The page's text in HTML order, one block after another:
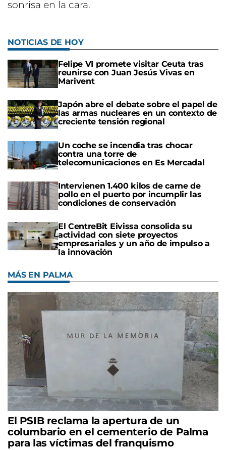
sonrisa en la cara.
NOTICIAS DE HOY
Felipe VI promete visitar Ceuta tras
reunirse con Juan Jesús Vivas en
Marivent
Japón abre el debate sobre el papel de
las armas nucleares en un contexto de
creciente tensión regional
Un coche se incendia tras chocar
contra una torre de
telecomunicaciones en Es Mercadal
Intervienen 1.400 kilos de carne de
pollo en el puerto por incumplir las
condiciones de conservación
El CentreBit Eivissa consolida su
actividad con siete proyectos
empresariales y un año de impulso a
la innovación
MÁS EN PALMA
El PSIB reclama la apertura de un
columbario en el cementerio de Palma
para las víctimas del franquismo